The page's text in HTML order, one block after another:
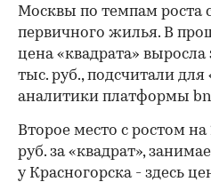
Москвы по темпам роста
первичного жилья. В
цена «квадрата» выросла
тыс. руб., подсчитали
аналитики платформы
Второе место с ростом на
руб. за «квадрат»,
у Красногорска - здесь